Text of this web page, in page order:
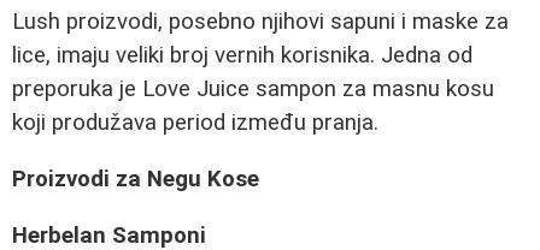
Lush proizvodi, posebno njihovi sapuni i maske za
lice, imaju veliki broj vernih korisnika. Jedna od
preporuka je Love Juice sampon za masnu kosu
koji produžava period između pranja.
Proizvodi za Negu Kose
Herbelan Samponi